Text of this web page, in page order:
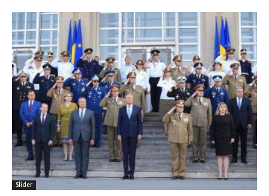
Slider